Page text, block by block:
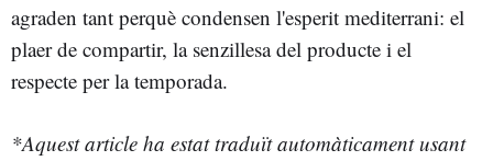
agraden tant perquè condensen l'esperit mediterrani: el
plaer de compartir, la senzillesa del producte i el
respecte per la temporada.
*Aquest article ha estat traduït automàticament usant